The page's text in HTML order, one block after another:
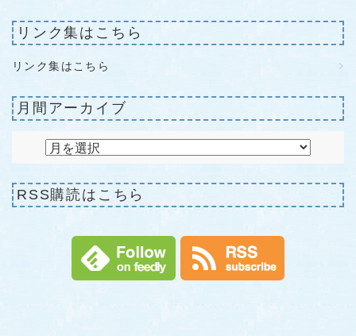
リンク集はこちら
リンク集はこちら
月間アーカイブ
RSS購読はこちら